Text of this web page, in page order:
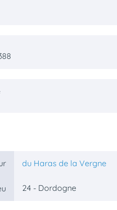
du Haras de la Vergne
24 - Dordogne